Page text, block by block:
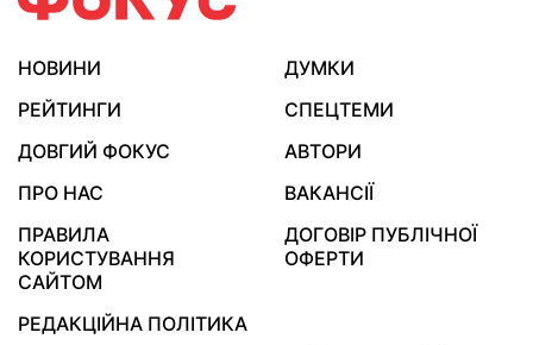
НОВИНИ
ДУМКИ
РЕЙТИНГИ
СПЕЦТЕМИ
ДОВГИЙ ФОКУС
АВТОРИ
ПРО НАС
ВАКАНСІЇ
ПРАВИЛА
КОРИСТУВАННЯ
САЙТОМ
ДОГОВІР ПУБЛІЧНОЇ
ОФЕРТИ
РЕДАКЦІЙНА ПОЛІТИКА